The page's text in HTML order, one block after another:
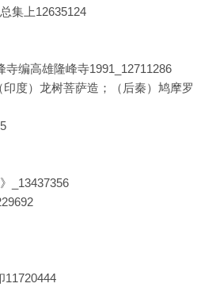
集上12635124
寺编高雄隆峰寺1991_12711286
印度）龙树菩萨造；（后秦）鸠摩罗
_13437356
11720444